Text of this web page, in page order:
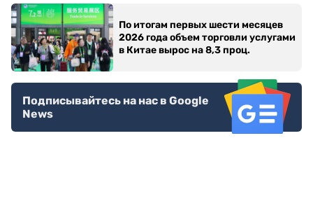
По итогам первых шести месяцев
2026 года объем торговли услугами
в Китае вырос на 8,3 проц.
Подписывайтесь на нас в Google
News